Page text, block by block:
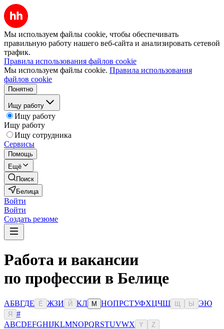
Мы используем файлы cookie, чтобы обеспечивать
правильную работу нашего веб-сайта и анализировать сетевой
трафик.
Правила использования файлов cookie
Мы используем файлы cookie. Правила использования
файлов cookie
Понятно
Ищу работу
Ищу работу
Ищу работу
Ищу сотрудника
Сервисы
Помощь
Ещё
Поиск
Белица
Войти
Войти
Создать резюме
Работа и вакансии
по профессии в Белице
АБВГДЕ Ё ЖЗИ Й КЛ М НОПРСТУФХЦЧШ Ы ЭЮ
Я
#
ABCDEFGHIJKLMNOPQRSTUVWX Y Z